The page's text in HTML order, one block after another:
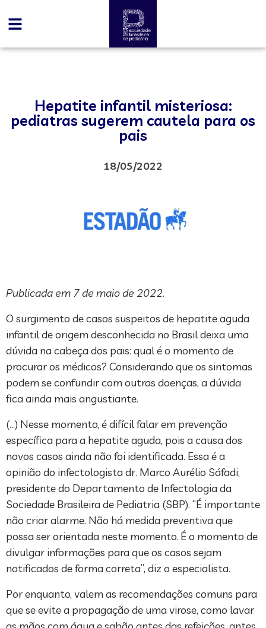
Hepatite infantil misteriosa:
pediatras sugerem cautela para os
pais
18/05/2022
Publicada em 7 de maio de 2022.
O surgimento de casos suspeitos de hepatite aguda
infantil de origem desconhecida no Brasil deixa uma
dúvida na cabeça dos pais: qual é o momento de
procurar os médicos? Considerando que os sintomas
podem se confundir com outras doenças, a dúvida
fica ainda mais angustiante.
(…) Nesse momento, é difícil falar em prevenção
específica para a hepatite aguda, pois a causa dos
novos casos ainda não foi identificada. Essa é a
opinião do infectologista dr. Marco Aurélio Sáfadi,
presidente do Departamento de Infectologia da
Sociedade Brasileira de Pediatria (SBP). “É importante
não criar alarme. Não há medida preventiva que
possa ser orientada neste momento. É o momento de
divulgar informações para que os casos sejam
notificados de forma correta”, diz o especialista.
Por enquanto, valem as recomendações comuns para
que se evite a propagação de uma virose, como lavar